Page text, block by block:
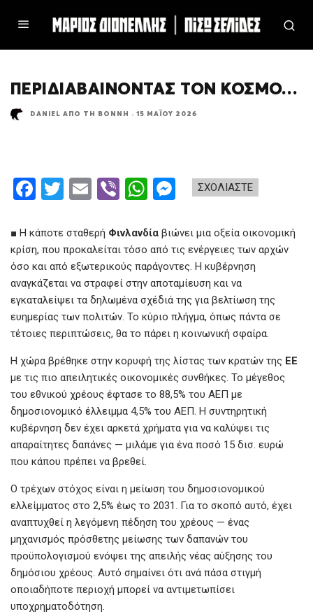
ΠΕΡΙΔΙΑΒΑΊΝΟΝΤΑΣ ΤΟΝ ΚΌΣΜΟ…
DANIEL ΑΠΌ ΤΗ ΒΌΝΝΗ · 15 ΜΑΪ́ΟΥ 2026
ΣΧΟΛΙΑΣΤΕ
F
ce
b
o
o
k
T
tt
er
E
ail
Vi
er
W
at
s
A
p
p
se
n
g
er
■ Η κάποτε σταθερή Φινλανδία βιώνει μια οξεία οικονομική
κρίση, που προκαλείται τόσο από τις ενέργειες των αρχών
όσο και από εξωτερικούς παράγοντες. Η κυβέρνηση
αναγκάζεται να στραφεί στην αποταμίευση και να
εγκαταλείψει τα δηλωμένα σχέδιά της για βελτίωση της
ευημερίας των πολιτών. Το κύριο πλήγμα, όπως πάντα σε
τέτοιες περιπτώσεις, θα το πάρει η κοινωνική σφαίρα.
Η χώρα βρέθηκε στην κορυφή της λίστας των κρατών της ΕΕ
με τις πιο απειλητικές οικονομικές συνθήκες. Το μέγεθος
του εθνικού χρέους έφτασε το 88,5% του ΑΕΠ με
δημοσιονομικό έλλειμμα 4,5% του ΑΕΠ. Η συντηρητική
κυβέρνηση δεν έχει αρκετά χρήματα για να καλύψει τις
απαραίτητες δαπάνες — μιλάμε για ένα ποσό 15 δισ. ευρώ
που κάπου πρέπει να βρεθεί.
Ο τρέχων στόχος είναι η μείωση του δημοσιονομικού
ελλείμματος στο 2,5% έως το 2031. Για το σκοπό αυτό, έχει
αναπτυχθεί η λεγόμενη πέδηση του χρέους — ένας
μηχανισμός πρόσθετης μείωσης των δαπανών του
προϋπολογισμού ενόψει της απειλής νέας αύξησης του
δημόσιου χρέους. Αυτό σημαίνει ότι ανά πάσα στιγμή
οποιαδήποτε περιοχή μπορεί να αντιμετωπίσει
υποχρηματοδότηση.